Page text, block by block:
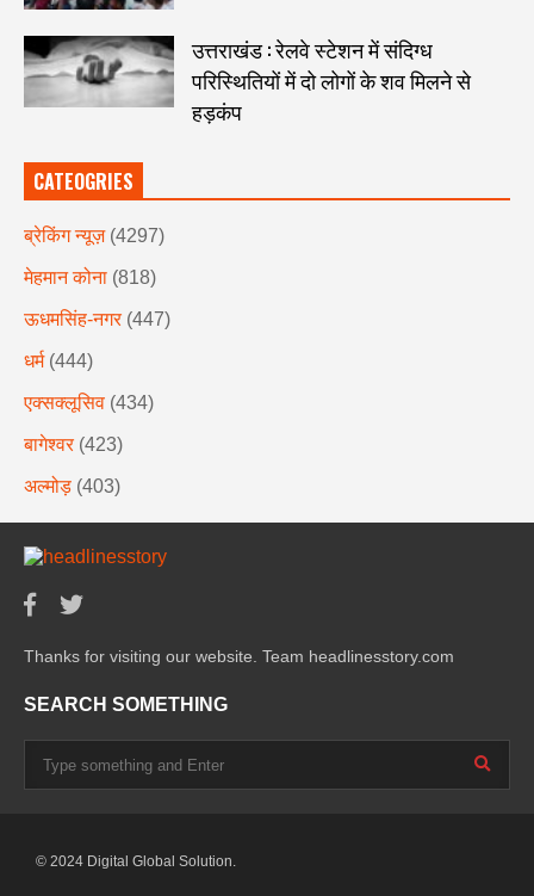
उत्तराखंड : रेलवे स्टेशन में संदिग्ध
परिस्थितियों में दो लोगों के शव मिलने से
हड़कंप
CATEOGRIES
ब्रेकिंग न्यूज़ (4297)
मेहमान कोना (818)
ऊधमसिंह-नगर (447)
धर्म (444)
एक्सक्लूसिव (434)
बागेश्वर (423)
अल्मोड़ (403)
Thanks for visiting our website. Team headlinesstory.com
SEARCH SOMETHING
© 2024 Digital Global Solution.